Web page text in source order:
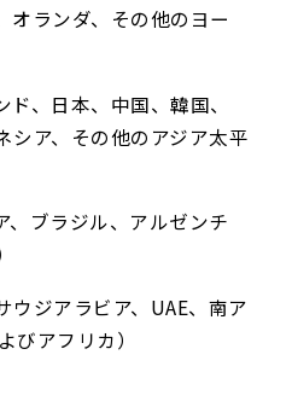
オランダ、その他のヨー
、日本、中国、韓国、
シア、その他のアジア太平
ブラジル、アルゼンチ
ジアラビア、UAE、南ア
びアフリカ）